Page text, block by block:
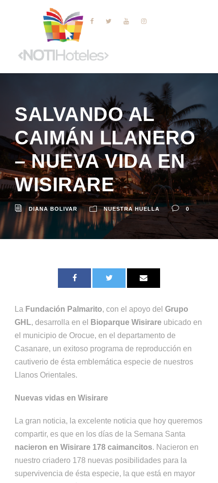
SALVANDO AL
CAIMÁN LLANERO
– NUEVA VIDA EN
WISIRARE
DIANA BOLIVAR NUESTRA HUELLA 0
La Fundación Palmarito, con el apoyo del Grupo
GHL, desarrolla en el Bioparque Wisirare ubicado en
el municipio de Orocue, en el departamento de
Casanare, un exitoso programa de reproducción en
cautiverio de ésta emblemática especie de nuestros
Llanos Orientales.
Nuevas vidas en Wisirare
La gran noticia, la excelente noticia que hoy queremos
compartir, es que en los días de la Semana Santa
nacieron en Wisirare 178 caimancitos. Nacieron en
nuestro criadero 178 nuevas posibilidades para la
supervivencia de ésta especie, la que está en mayor